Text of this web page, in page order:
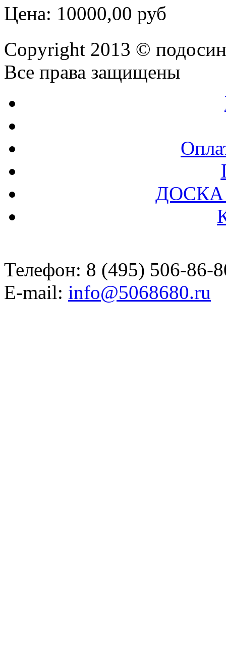
Цена: 10000,00 руб
Copyright 2013 ©
Все права защищены
Телефон: 8 (495) 506-86-
E-mail: info@5068680.ru